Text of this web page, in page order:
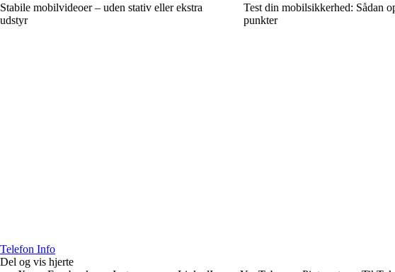
Stabile mobilvideoer – uden stativ eller ekstra
udstyr
Test din mobilsikkerhed: Sådan
punkter
Telefon Info
Del og vis hjerte